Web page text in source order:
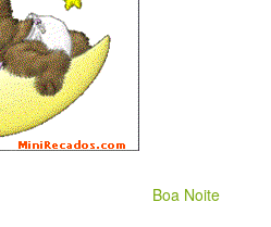
Boa Noite